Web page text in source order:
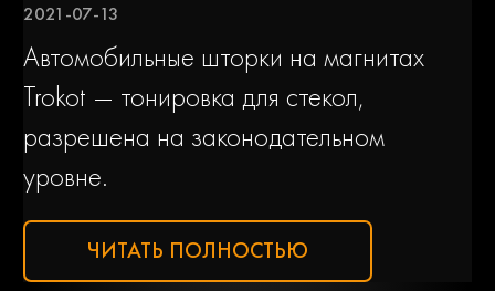
2021-07-13
Автомобильные шторки на магнитах
Trokot — тонировка для стекол,
разрешена на законодательном
уровне.
ЧИТАТЬ ПОЛНОСТЬЮ